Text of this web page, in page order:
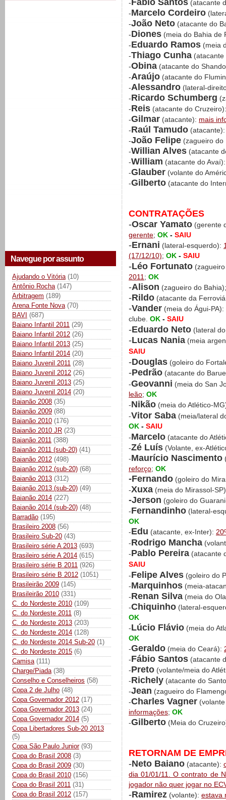
Navegue por assunto
Ajudando o Vitória (10)
Antônio Rocha (147)
Arbitragem (189)
Arena Fonte Nova (70)
BAVI (687)
Baiano Infantil 2011 (29)
Baiano Infantil 2012 (26)
Baiano Infantil 2013 (25)
Baiano Infantil 2014 (20)
Baiano Juvenil 2011 (28)
Baiano Juvenil 2012 (26)
Baiano Juvenil 2013 (25)
Baiano Juvenil 2014 (20)
Baianão 2008 (35)
Baianão 2009 (88)
Baianão 2010 (176)
Baianão 2010 JR (23)
Baianão 2011 (388)
Baianão 2011 (sub-20) (41)
Baianão 2012 (498)
Baianão 2012 (sub-20) (68)
Baianão 2013 (312)
Baianão 2013 (sub-20) (49)
Baianão 2014 (227)
Baianão 2014 (sub-20) (48)
Barradão (195)
Brasileiro 2008 (56)
Brasileiro Sub-20 (43)
Brasileiro série A 2013 (693)
Brasileiro série A 2014 (615)
Brasileiro série B 2011 (926)
Brasileiro série B 2012 (1051)
Brasileirão 2009 (145)
Brasileirão 2010 (331)
C. do Nordeste 2010 (109)
C. do Nordeste 2011 (8)
C. do Nordeste 2013 (203)
C. do Nordeste 2014 (128)
C. do Nordeste 2014 Sub-20 (1)
C. do Nordeste 2015 (6)
Camisa (111)
Charge/Piada (38)
Conselho e Conselheiros (58)
Copa 2 de Julho (48)
Copa Governador 2012 (17)
Copa Governador 2013 (24)
Copa Governador 2014 (5)
Copa Libertadores Sub-20 2013
(5)
Copa São Paulo Junior (93)
Copa do Brasil 2008 (3)
Copa do Brasil 2009 (30)
Copa do Brasil 2010 (156)
Copa do Brasil 2011 (31)
Copa do Brasil 2012 (157)
-
(atacante
-Marcelo Cordeiro
-João Neto (atacante do
-Diones (meia do Bahia de
-Eduardo Ramos (meia
-Thiago Cunha (atacante
-Obina (atacante do
-Araújo (atacante do
-Alessandro (lateral-
-Ricardo Schumberg
-Reis (atacante do
-Gilmar (atacante): mais
-Raúl Tamudo
-João Felipe (zagueiro
-Willian Alves (atacante
-William (atacante do
-Glauber (volante do
-Gilberto (atacante do
CONTRATAÇÕES
-Oscar Yamato (gerente
gerente; OK - SAIU
-Ernani (lateral-esquerdo):
(17/12/10); OK - SAIU
-Léo Fortunato
2011; OK
-Alison (zagueiro do
-Rildo (atacante da
-Vander (meia do Águi-PA):
clube. OK - SAIU
-Eduardo Neto (lateral
-Lucas Nania (meia
SAIU
-Douglas (goleiro do
-Pedrão (atacante do
-Geovanni (meia do San
leão; OK
-Nikão (meia do Atlético-
-Vitor Saba (meia/lateral
OK - SAIU
-Marcelo (atacante do
-Zé Luís (Volante, ex-
-Maurício Nascimento
reforço; OK
-Fernando (goleiro do
-Xuxa (meia do Mirassol-
-Jerson (goleiro do
-Fernandinho (lateral-
OK
-Edu (atacante, ex-Inter):
-Rodrigo Mancha
-Pablo Pereira (atacante
SAIU
-Felipe Alves (goleiro do
-Marquinhos (meia-
-Renan Silva (meia do
-Chiquinho (lateral-
OK
-Lúcio Flávio (meia do
OK
-Geraldo (meia do Ceará):
-Fábio Santos (atacante
-Preto (volante/meia do
-Richely (atacante do
-Jean (zagueiro do
-Charles Vagner
informações; OK
-Gilberto (Meia do
RETORNAM DE
-Neto Baiano (atacante):
dia 01/01/11. O contrato de
jogador não quer jogar no
-Ramirez (volante): estava